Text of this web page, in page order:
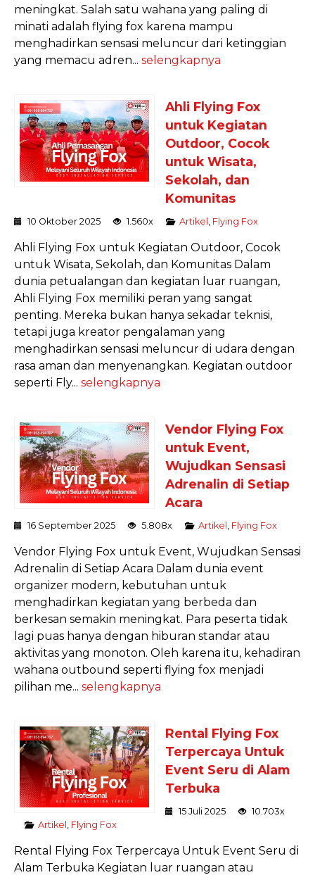
meningkat. Salah satu wahana yang paling di
minati adalah flying fox karena mampu
menghadirkan sensasi meluncur dari ketinggian
yang memacu adren... selengkapnya
Ahli Flying Fox
untuk Kegiatan
Outdoor, Cocok
untuk Wisata,
Sekolah, dan
Komunitas
10 Oktober 2025 1.560x Artikel Flying Fox
Ahli Flying Fox untuk Kegiatan Outdoor, Cocok
untuk Wisata, Sekolah, dan Komunitas Dalam
dunia petualangan dan kegiatan luar ruangan,
Ahli Flying Fox memiliki peran yang sangat
penting. Mereka bukan hanya sekadar teknisi,
tetapi juga kreator pengalaman yang
menghadirkan sensasi meluncur di udara dengan
rasa aman dan menyenangkan. Kegiatan outdoor
seperti Fly... selengkapnya
Vendor Flying Fox
untuk Event,
Wujudkan Sensasi
Adrenalin di Setiap
Acara
16 September 2025 5.808x Artikel Flying Fox
Vendor Flying Fox untuk Event, Wujudkan Sensasi
Adrenalin di Setiap Acara Dalam dunia event
organizer modern, kebutuhan untuk
menghadirkan kegiatan yang berbeda dan
berkesan semakin meningkat. Para peserta tidak
lagi puas hanya dengan hiburan standar atau
aktivitas yang monoton. Oleh karena itu, kehadiran
wahana outbound seperti flying fox menjadi
pilihan me... selengkapnya
Rental Flying Fox
Terpercaya Untuk
Event Seru di Alam
Terbuka
15 Juli 2025
10.703x
Artikel
Flying Fox
Rental Flying Fox Terpercaya Untuk Event Seru di
Alam Terbuka Kegiatan luar ruangan atau